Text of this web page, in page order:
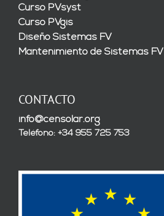
Curso PVsyst
Curso PVgis
Diseño Sistemas FV
Mantenimiento de Sistemas FV
CONTACTO
info@censolar.org
Teléfono: +34 955 725 753